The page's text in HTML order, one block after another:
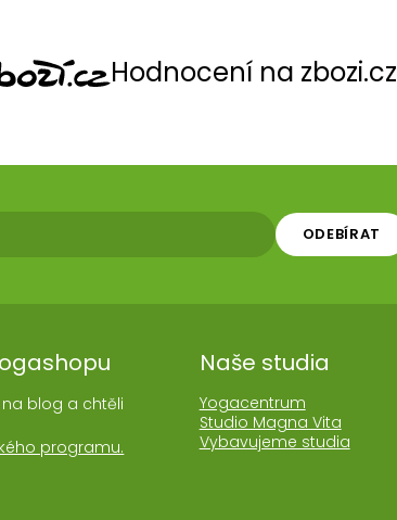
Hodnocení na zbozi.cz
ODEBÍRAT
blog a chtěli
programu.
Naše studia
Yogacentrum
Studio Magna Vita
Vybavujeme studia